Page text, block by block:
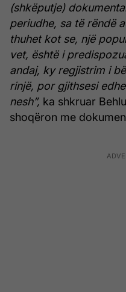
(shkëputje)
periudhe, sa të rëndë
thuhet kot se, një
vet, është i
andaj, ky regjistrim i
rinjë, por gjithsesi
nesh”, ka shkruar
shoqëron me